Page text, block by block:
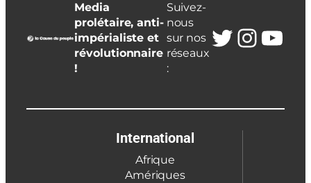
Media
prolétaire, anti-
impérialiste et
révolutionnaire
!
Suivez-
nous
sur nos
réseaux
:
Twitter
International
Afrique
Amériques